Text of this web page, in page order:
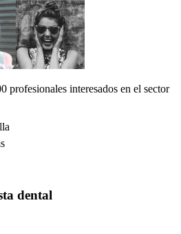
profesionales interesados en el sector
dental